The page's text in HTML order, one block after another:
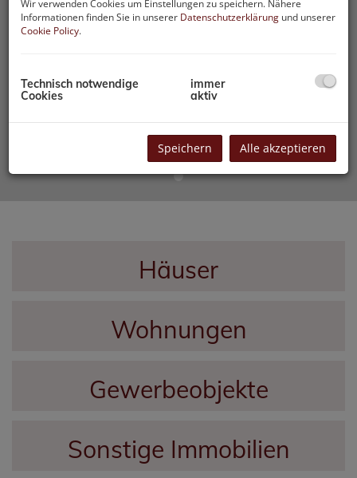
Häuser
Wohnungen
Gewerbeobjekte
Sonstige Immobilien
Wir verwenden Cookies um Einstellungen zu speichern. Nähere
Informationen finden Sie in unserer Datenschutzerklärung und unserer
Cookie Policy.
Technisch notwendige
Cookies
immer
aktiv
Speichern Alle akzeptieren